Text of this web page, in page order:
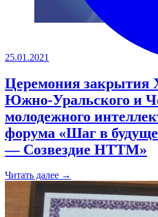
25.01.2021
Церемония
Южно-Уральского и
молодежного
форума «Шаг в
— Созвездие НТТМ»
Читать далее →